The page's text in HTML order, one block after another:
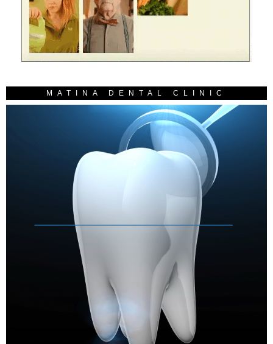
MATINA DENTAL CLINIC